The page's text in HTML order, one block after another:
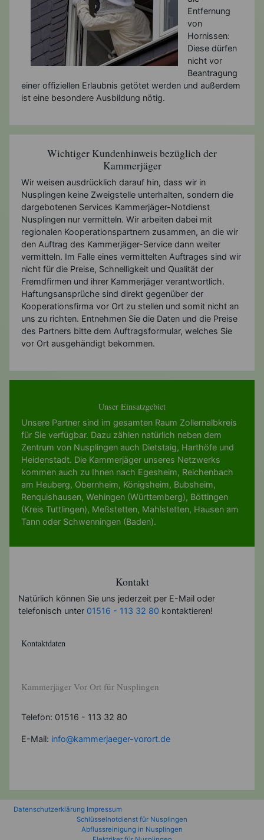
Entfernung
von
Hornissen:
Diese dürfen
nicht vor
Beantragung
einer offiziellen Erlaubnis getötet werden und außerdem
ist eine besondere Ausbildung nötig.
Wichtiger Kundenhinweis bezüglich der
Kammerjäger
Wir weisen ausdrücklich darauf hin, dass wir in
Nusplingen keine Zweigstelle unterhalten, sondern die
dargebotenen Services Kammerjäger-Notdienst
Nusplingen nur vermitteln. Wir arbeiten dabei mit
regionalen Kooperationspartnern zusammen, an die wir
den Auftrag des Kammerjäger-Service dann weiter
vermitteln. Im Falle eines vermittelten Auftrages sind wir
nicht für die Preise, Schnelligkeit und Qualität der
Fremdfirmen und ihrer Kammerjäger verantwortlich.
Haftungsansprüche sind direkt gegenüber der
Kooperationsfirma vor Ort zu stellen und somit nicht an
uns zu richten. Entnehmen Sie die Daten und die Preise
des Partners bitte dem Auftragsformular, welches Sie
vor Ort ausgehändigt bekommen.
Unser Einsatzgebiet
Unsere Partner sind im gesamten Raum Zollernalbkreis
für Sie verfügbar. Dazu zählen natürlich neben dem
Zentrum von Nusplingen auch Dietstaig, Harthöfe und
Heidenstadt. Die Kammerjäger unseres Netzwerks
kommen auch zu Ihnen nach Egesheim, Reichenbach
am Heuberg, Obernheim, Königsheim, Bubsheim,
Renquishausen, Wehingen (Württemberg), Böttingen
(Kreis Tuttlingen), Meßstetten, Mahlstetten, Hausen am
Tann oder Schwenningen (Baden).
Kontakt
Natürlich können Sie uns jederzeit per E-Mail oder
telefonisch unter 01516 - 113 32 80 kontaktieren!
Kontaktdaten
Kammerjäger Vor Ort für Nusplingen
Telefon: 01516 - 113 32 80
E-Mail: info@kammerjaeger-vorort.de
Datenschutzerklärung Impressum
Schlüsselnotdienst für Nusplingen
Abflussreinigung in Nusplingen